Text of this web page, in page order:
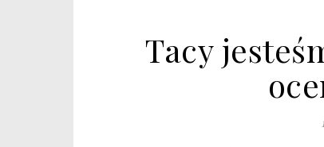
Tacy